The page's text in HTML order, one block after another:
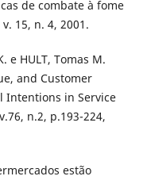
de combate à fome
15, n. 4, 2001.
e HULT, Tomas M.
and Customer
Intentions in Service
n.2, p.193-224,
estão